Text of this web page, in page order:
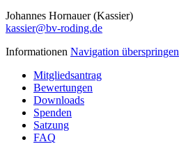
Johannes Hornauer (Kassier)
kassier@bv-roding.de
Informationen Navigation überspringen
Mitgliedsantrag
Bewertungen
Downloads
Spenden
Satzung
FAQ